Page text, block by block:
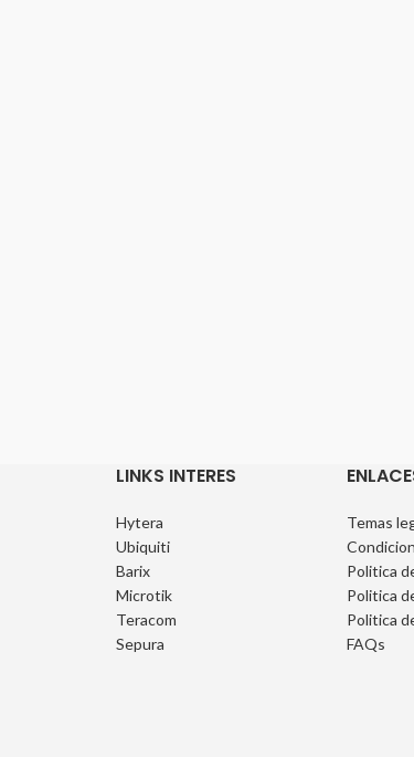
LINKS INTERES
Hytera
Ubiquiti
Barix
Microtik
Teracom
Sepura
Temas
Politica
Politica
Politica
FAQs